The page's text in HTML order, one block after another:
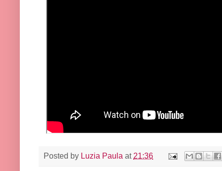
Posted by Luzia Paula at 21:36